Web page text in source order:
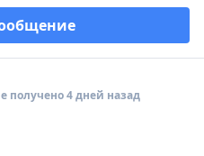
получено 4 дней назад